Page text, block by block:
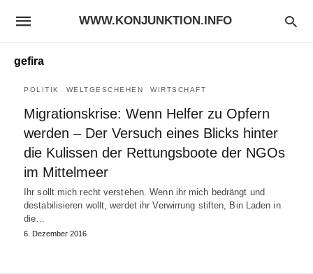
WWW.KONJUNKTION.INFO
gefira
POLITIK WELTGESCHEHEN WIRTSCHAFT
Migrationskrise: Wenn Helfer zu Opfern
werden – Der Versuch eines Blicks hinter
die Kulissen der Rettungsboote der NGOs
im Mittelmeer
Ihr sollt mich recht verstehen. Wenn ihr mich bedrängt und
destabilisieren wollt, werdet ihr Verwirrung stiften, Bin Laden in
die…
6. Dezember 2016